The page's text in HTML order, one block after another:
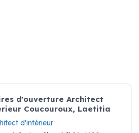
d'ouverture Architect
Coucouroux, Laetitia
d'intérieur